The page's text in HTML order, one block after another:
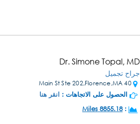
Dr. Simone Topal, MD
جراح تجميل
40 Main St Ste 202,Florence,MA
الحصول على الاتجاهات : انقر هنا
:
8855.18 Miles